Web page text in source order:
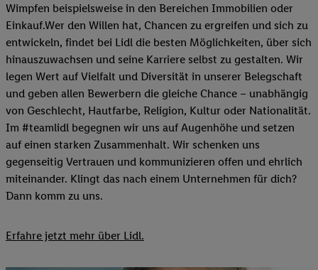
Wimpfen beispielsweise in den Bereichen Immobilien oder
Einkauf.Wer den Willen hat, Chancen zu ergreifen und sich zu
entwickeln, findet bei Lidl die besten Möglichkeiten, über sich
hinauszuwachsen und seine Karriere selbst zu gestalten. Wir
legen Wert auf Vielfalt und Diversität in unserer Belegschaft
und geben allen Bewerbern die gleiche Chance – unabhängig
von Geschlecht, Hautfarbe, Religion, Kultur oder Nationalität.
Im #teamlidl begegnen wir uns auf Augenhöhe und setzen
auf einen starken Zusammenhalt. Wir schenken uns
gegenseitig Vertrauen und kommunizieren offen und ehrlich
miteinander. Klingt das nach einem Unternehmen für dich?
Dann komm zu uns.​
Erfahre jetzt mehr über Lidl.